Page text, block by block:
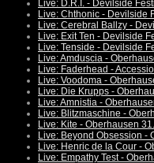
Live: D.R.I. - Devilside
Live: Chthonic - Devilside
Live: Cerebral Ballzy -
Live: Exit Ten - Devilside
Live: Tenside - Devilside
Live: Amduscia -
Live: Faderhead -
Live: Voodoma -
Live: Die Krupps -
Live: Amnistia -
Live: Blitzmaschine -
Live: Kite - Oberhausen
Live: Beyond Obsession -
Live: Henric de la Cour -
Live: Empathy Test -